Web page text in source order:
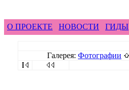
О ПРОЕКТЕ НОВОСТИ ГИДЫ
Галерея: Фотографии